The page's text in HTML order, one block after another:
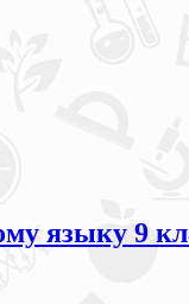
языку 9